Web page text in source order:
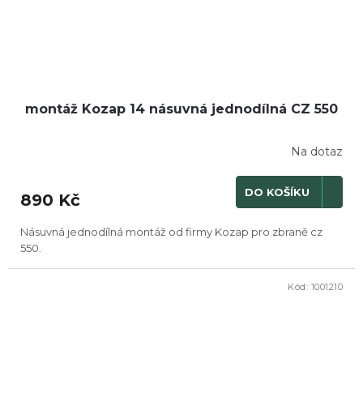
montáž Kozap 14 násuvná jednodílná CZ 550
Na dotaz
890 Kč DO KOŠÍKU
Násuvná jednodílná montáž od firmy Kozap pro zbraně cz
550.
Kód: 1001210